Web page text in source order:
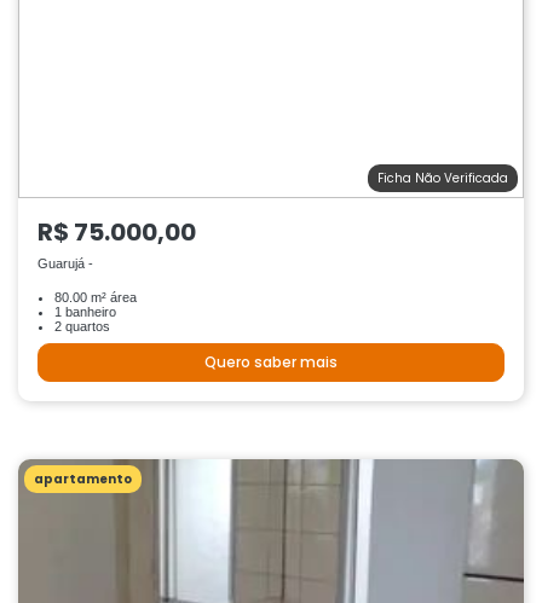
Ficha Não Verificada
R$ 75.000,00
Guarujá -
80.00 m² área
1 banheiro
2 quartos
Quero saber mais
apartamento